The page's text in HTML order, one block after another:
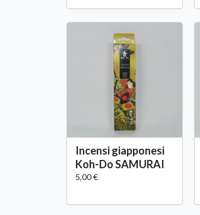
Incensi giapponesi
Koh-Do SAMURAI
5,00 €